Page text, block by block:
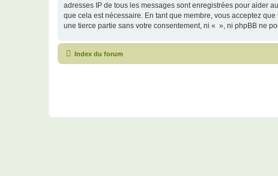
adresses IP de tous les messages sont enregistrées pour aider
que cela est nécessaire. En tant que membre, vous acceptez
une tierce partie sans votre consentement, ni « », ni phpBB ne
Index du forum